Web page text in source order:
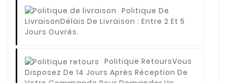
Politique De
LivraisonDélais De Livraison : Entre 2 Et 5
Jours Ouvrés.
Politique RetoursVous
Disposez De 14 Jours Après Réception De